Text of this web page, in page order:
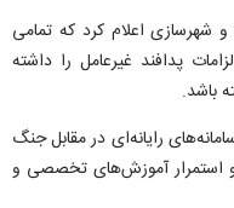
شهرسازی اعلام کرد که تمامی
پدافند غیرعامل را داشته
باشد.
رایانه‌ای در مقابل جنگ
و استمرار آموزش‌های تخصصی و